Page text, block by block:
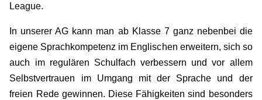
League.
In unserer AG kann man ab Klasse 7 ganz nebenbei die
eigene Sprachkompetenz im Englischen erweitern, sich so
auch im regulären Schulfach verbessern und vor allem
Selbstvertrauen im Umgang mit der Sprache und der
freien Rede gewinnen. Diese Fähigkeiten sind besonders